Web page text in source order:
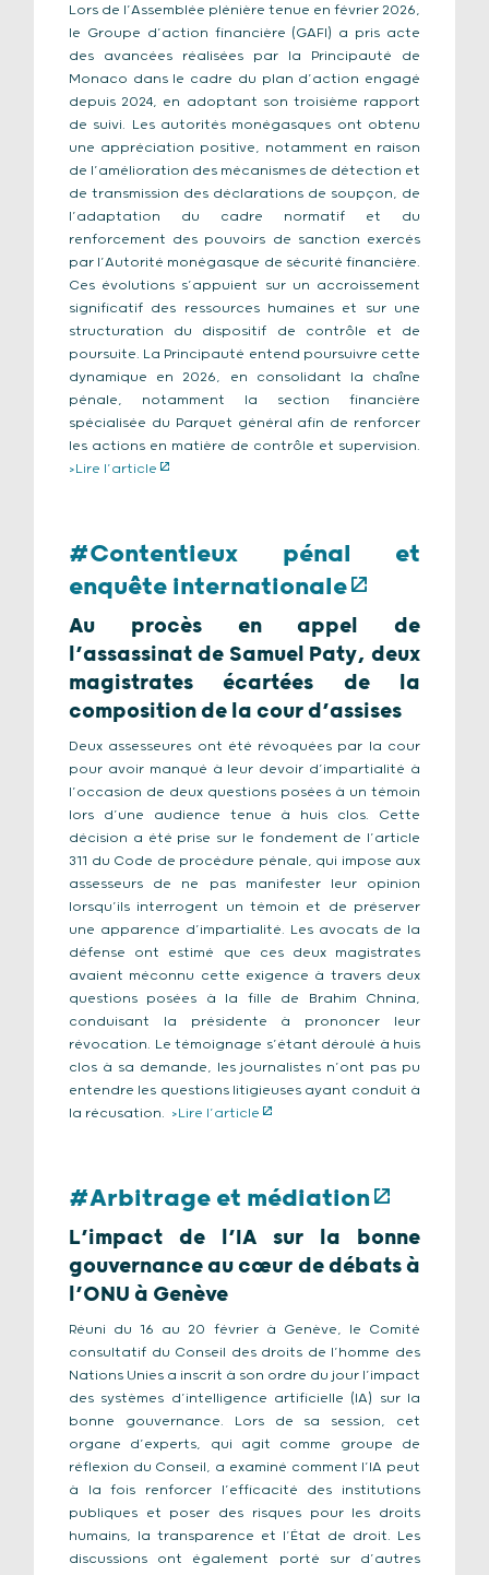
Lors de l’Assemblée plénière tenue en février 2026,
le Groupe d’action financière (GAFI) a pris acte
des avancées réalisées par la Principauté de
Monaco dans le cadre du plan d’action engagé
depuis 2024, en adoptant son troisième rapport
de suivi. Les autorités monégasques ont obtenu
une appréciation positive, notamment en raison
de l’amélioration des mécanismes de détection et
de transmission des déclarations de soupçon, de
l’adaptation du cadre normatif et du
renforcement des pouvoirs de sanction exercés
par l’Autorité monégasque de sécurité financière.
Ces évolutions s’appuient sur un accroissement
significatif des ressources humaines et sur une
structuration du dispositif de contrôle et de
poursuite. La Principauté entend poursuivre cette
dynamique en 2026, en consolidant la chaîne
pénale, notamment la section financière
spécialisée du Parquet général afin de renforcer
les actions en matière de contrôle et supervision.
>Lire l’article
#Contentieux pénal et
enquête internationale
Au procès en appel de
l’assassinat de Samuel Paty, deux
magistrates écartées de la
composition de la cour d’assises
Deux assesseures ont été révoquées par la cour
pour avoir manqué à leur devoir d’impartialité à
l’occasion de deux questions posées à un témoin
lors d’une audience tenue à huis clos. Cette
décision a été prise sur le fondement de l’article
311 du Code de procédure pénale, qui impose aux
assesseurs de ne pas manifester leur opinion
lorsqu’ils interrogent un témoin et de préserver
une apparence d’impartialité. Les avocats de la
défense ont estimé que ces deux magistrates
avaient méconnu cette exigence à travers deux
questions posées à la fille de Brahim Chnina,
conduisant la présidente à prononcer leur
révocation. Le témoignage s’étant déroulé à huis
clos à sa demande, les journalistes n’ont pas pu
entendre les questions litigieuses ayant conduit à
la récusation. >Lire l’article
#Arbitrage et médiation
L’impact de l’IA sur la bonne
gouvernance au cœur de débats à
l’ONU à Genève
Réuni du 16 au 20 février à Genève, le Comité
consultatif du Conseil des droits de l’homme des
Nations Unies a inscrit à son ordre du jour l’impact
des systèmes d’intelligence artificielle (IA) sur la
bonne gouvernance. Lors de sa session, cet
organe d’experts, qui agit comme groupe de
réflexion du Conseil, a examiné comment l’IA peut
à la fois renforcer l’efficacité des institutions
publiques et poser des risques pour les droits
humains, la transparence et l’État de droit. Les
discussions ont également porté sur d’autres